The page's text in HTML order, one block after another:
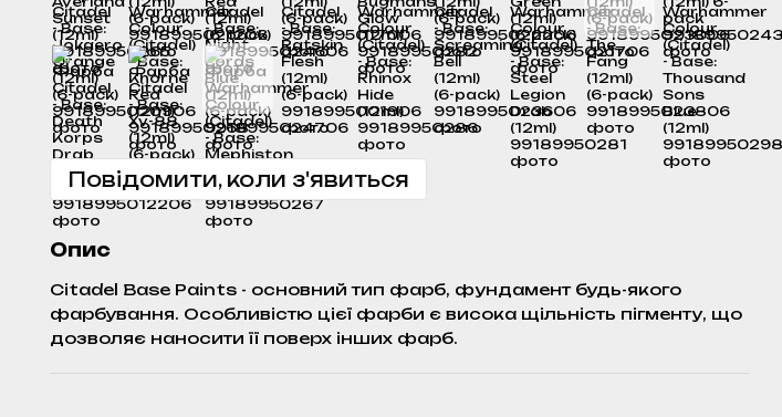
Повідомити, коли з'явиться
Опис
Citadel Base Paints - основний тип фарб, фундамент будь-якого
фарбування. Особливістю цієї фарби є висока щільність пігменту, що
дозволяє наносити її поверх інших фарб.